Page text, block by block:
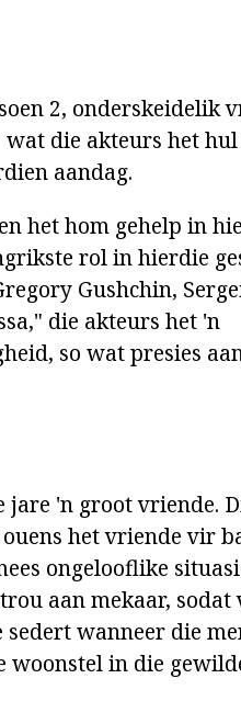
2, onderskeidelik
wat die akteurs het hul
aandag.
het hom gehelp in
rol in hierdie
Gushchin,
die akteurs het 'n
so wat presies
'n groot vriende.
het vriende vir
ongelooflike
aan mekaar, sodat
wanneer die
woonstel in die